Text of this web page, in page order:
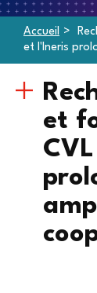
Accueil
et l'Ineris
et